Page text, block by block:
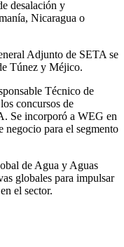
desalación y
Nicaragua o
Adjunto de SETA se
Túnez y Méjico.
Técnico de
concursos de
Se incorporó a WEG en
negocio para el segmento
de Agua y Aguas
globales para impulsar
el sector.